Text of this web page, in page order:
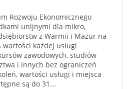
Rozwoju Ekonomicznego
unijnymi dla mikro,
z Warmii i Mazur na
każdej usługi
zawodowych, studiów
i innych bez ograniczeń
wartości usługi i miejsca
są do 31...